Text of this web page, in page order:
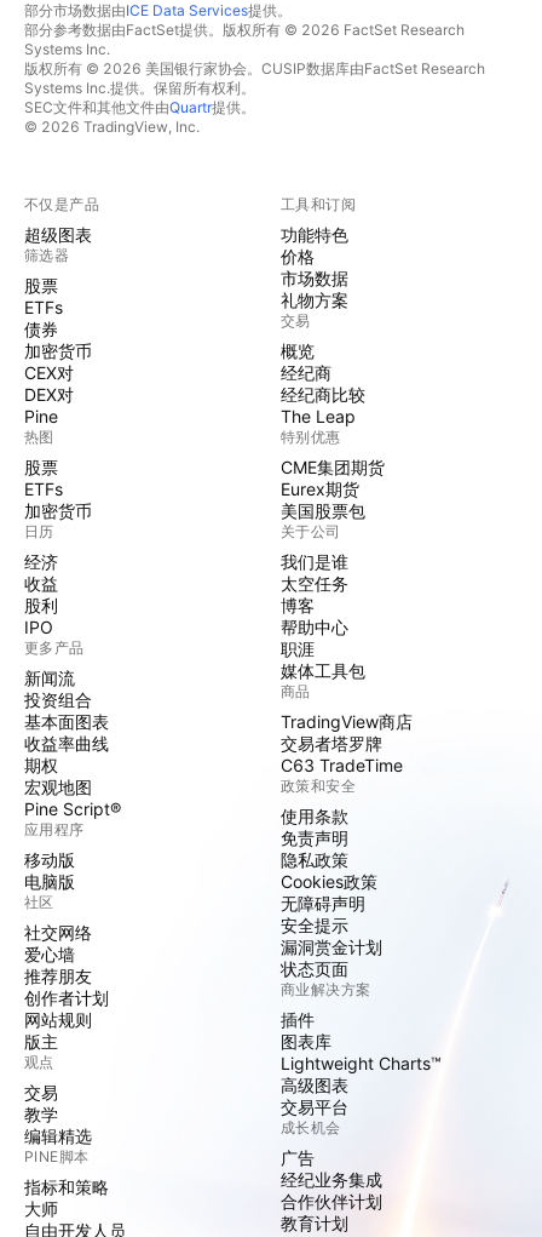
部分市场数据由ICE Data Services提供。
部分参考数据由FactSet提供。版权所有 © 2026 FactSet Research
Systems Inc.
版权所有 © 2026 美国银行家协会。CUSIP数据库由FactSet Research
Systems Inc.提供。保留所有权利。
SEC文件和其他文件由Quartr提供。
© 2026 TradingView, Inc.
不仅是产品
超级图表
筛选器
股票
ETFs
债券
加密货币
CEX对
DEX对
Pine
热图
股票
ETFs
加密货币
日历
经济
收益
股利
IPO
更多产品
新闻流
投资组合
基本面图表
收益率曲线
期权
宏观地图
Pine Script®
应用程序
移动版
电脑版
社区
社交网络
爱心墙
推荐朋友
创作者计划
网站规则
版主
观点
交易
教学
编辑精选
PINE脚本
指标和策略
大师
自由开发人员
工具和订阅
功能特色
价格
市场数据
礼物方案
交易
概览
经纪商
经纪商比较
The Leap
特别优惠
CME集团期货
Eurex期货
美国股票包
关于公司
我们是谁
太空任务
博客
帮助中心
职涯
媒体工具包
商品
TradingView商店
交易者塔罗牌
C63 TradeTime
政策和安全
使用条款
免责声明
隐私政策
Cookies政策
无障碍声明
安全提示
漏洞赏金计划
状态页面
商业解决方案
插件
图表库
Lightweight Charts™
高级图表
交易平台
成长机会
广告
经纪业务集成
合作伙伴计划
教育计划